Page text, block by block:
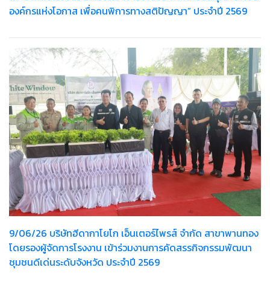
องค์กรแห่งโอกาส เพื่อคนพิการทางสติปัญญา” ประจำปี 2569
9/06/26 บริษัทฮีดากาโยโก เอ็นเตอร์ไพรส์ จำกัด สาขาพานทอง
โดยรองผู้จัดการโรงงาน เข้าร่วมงานการคัดสรรกิจกรรมพัฒนา
ชุมชนดีเด่นระดับจังหวัด ประจำปี 2569